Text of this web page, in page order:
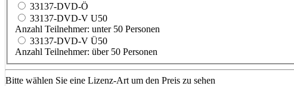
33137-DVD-Ö
33137-DVD-V U50
Anzahl Teilnehmer: unter 50 Personen
33137-DVD-V Ü50
Anzahl Teilnehmer: über 50 Personen
Bitte wählen Sie eine Lizenz-Art um den Preis zu sehen